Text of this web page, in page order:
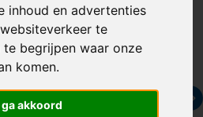
inhoud en advertenties
te
te begrijpen waar onze
komen.
ga akkoord